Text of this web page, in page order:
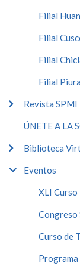
Filial
Filial
Filial
Filial Piura
Revista SPMI
ÚNETE A LA
Biblioteca
Eventos
XLI
Congreso
Curso de